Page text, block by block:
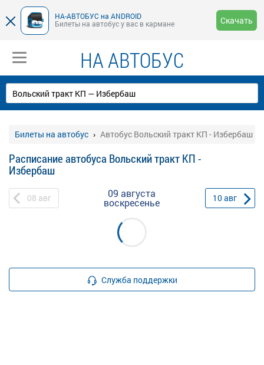
НА-АВТОБУС на ANDROID
Билеты на автобус у вас в кармане
Скачать
НА АВТОБУС
Билеты на автобус Автобус Вольский тракт КП - Избербаш
Расписание автобуса Вольский тракт КП -
Избербаш
08 авг 09 августа
воскресенье 10авг
Служба поддержки